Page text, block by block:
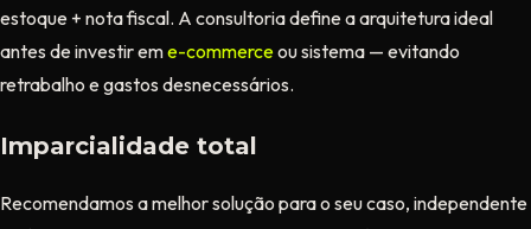
estoque + nota fiscal. A consultoria define a arquitetura ideal
antes de investir eme-commerceou sistema — evitando
retrabalho e gastos desnecessários.
Imparcialidade total
Recomendamos a melhor solução para o seu caso, independente